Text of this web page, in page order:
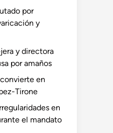
por
y
y directora
por amaños
en
Tirone
en
el mandato